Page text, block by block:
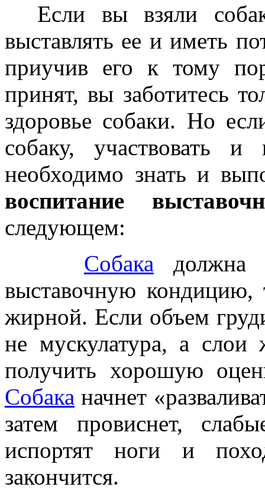
Если вы взяли
выставлять ее и иметь
приучив его к тому
принят, вы заботитесь
здоровье собаки. Но
собаку, участвовать и
необходимо знать и
воспитание
следующем:
Собака должна
выставочную
жирной. Если объем
не мускулатура, а
получить хорошую
Собака начнет
затем провиснет,
испортят ноги и
закончится.